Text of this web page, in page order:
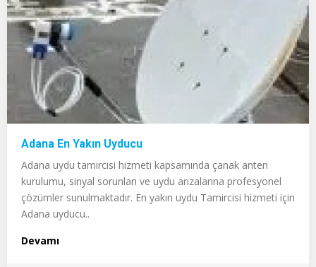
Adana En Yakın Uyducu
Adana uydu tamircisi hizmeti kapsamında çanak anten
kurulumu, sinyal sorunları ve uydu arızalarına profesyonel
çözümler sunulmaktadır. En yakın uydu Tamircisi hizmeti için
Adana uyducu..
Devamı